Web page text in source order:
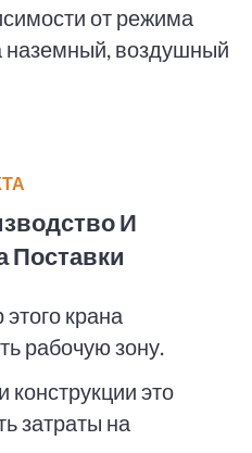
от режима
наземный, воздушный
И
Поставки
крана
рабочую зону.
конструкции это
затраты на